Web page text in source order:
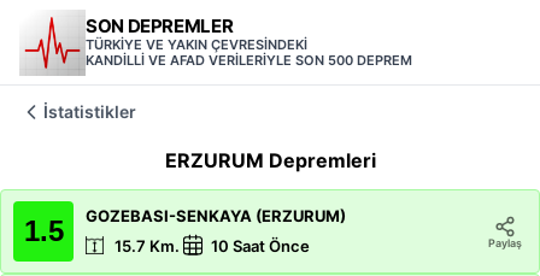
SON DEPREMLER
TÜRKİYE VE YAKIN ÇEVRESİNDEKİ
KANDİLLİ VE AFAD VERİLERİYLE SON 500 DEPREM
İstatistikler
ERZURUM Depremleri
1.5
GOZEBASI-SENKAYA (ERZURUM)
15.7 Km. 10 Saat Önce Paylaş